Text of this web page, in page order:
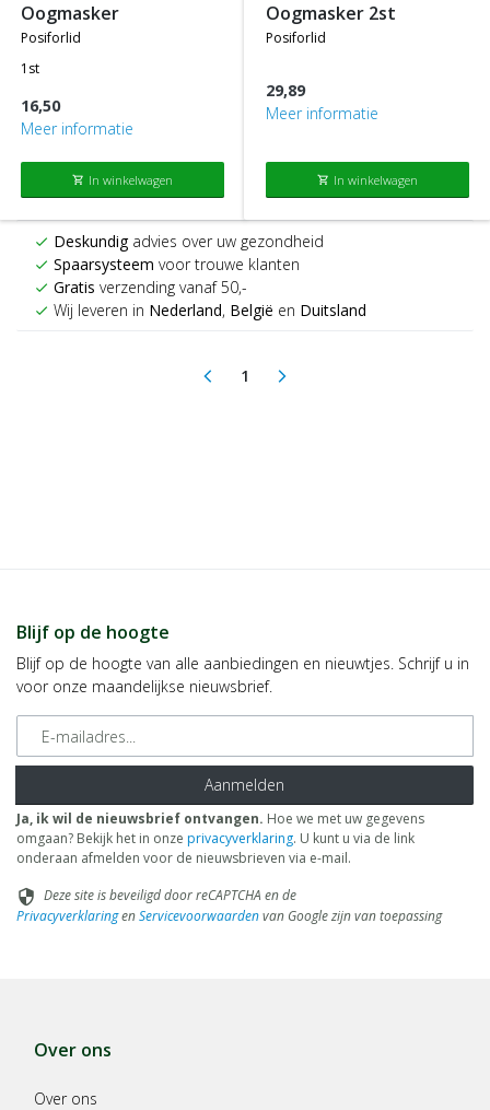
oogmasker
posiforlid
1st
16,50
Meer informatie
shopping_cart In winkelwagen
oogmasker 2st
posiforlid
29,89
Meer informatie
shopping_cart In winkelwagen
check Deskundigadvies over uw gezondheid
check Spaarsysteem voor trouwe klanten
check Gratis verzending vanaf 50,-
check Wij leveren in Nederland, België en Duitsland
arrow_back_ios 1(current)
arrow_forward_ios
Blijf op de hoogte
Blijf op de hoogte van alle aanbiedingen en nieuwtjes. Schrijf u in
voor onze maandelijkse nieuwsbrief.
E-mailadres
Aanmelden
Ja, ik wil de nieuwsbrief ontvangen. Hoe we met uw gegevens
omgaan? Bekijk het in onze privacyverklaring. U kunt u via de link
onderaan afmelden voor de nieuwsbrieven via e-mail.
security Deze site is beveiligd door reCAPTCHA en de
PrivacyverklaringenServicevoorwaardenvan Google zijn van toepassing
Over ons
Over ons